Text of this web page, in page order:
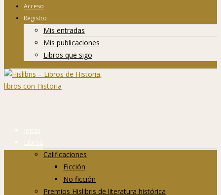
Acceso
Registro
Mis entradas
Mis publicaciones
Libros que sigo
Inicio
Libros
Calificaciones
Ficción
No ficción
Premios Hislibris de literatura histórica